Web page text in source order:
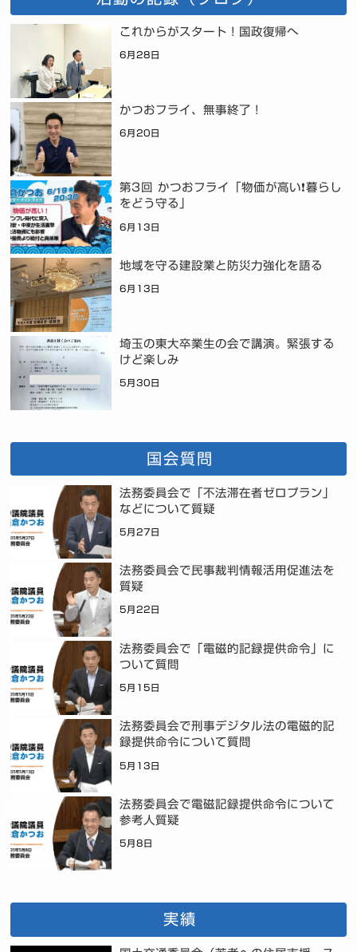
これからがスタート！国政復帰へ
6月28日
かつおフライ、無事終了！
6月20日
第3回 かつおフライ「物価が高い❗暮らし
をどう守る」
6月13日
地域を守る建設業と防災力強化を語る
6月13日
埼玉の東大卒業生の会で講演。緊張する
けど楽しみ
5月30日
国会質問
法務委員会で「不法滞在者ゼロプラン」
などについて質疑
5月27日
法務委員会で民事裁判情報活用促進法を
質疑
5月22日
法務委員会で「電磁的記録提供命令」に
ついて質問
5月15日
法務委員会で刑事デジタル法の電磁的記
録提供命令について質問
5月13日
法務委員会で電磁記録提供命令について
参考人質疑
5月8日
実績